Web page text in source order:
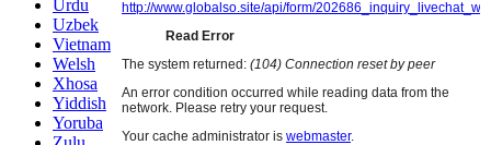
Urdu
Uzbek
Vietnamese
Welsh
Xhosa
Yiddish
Yoruba